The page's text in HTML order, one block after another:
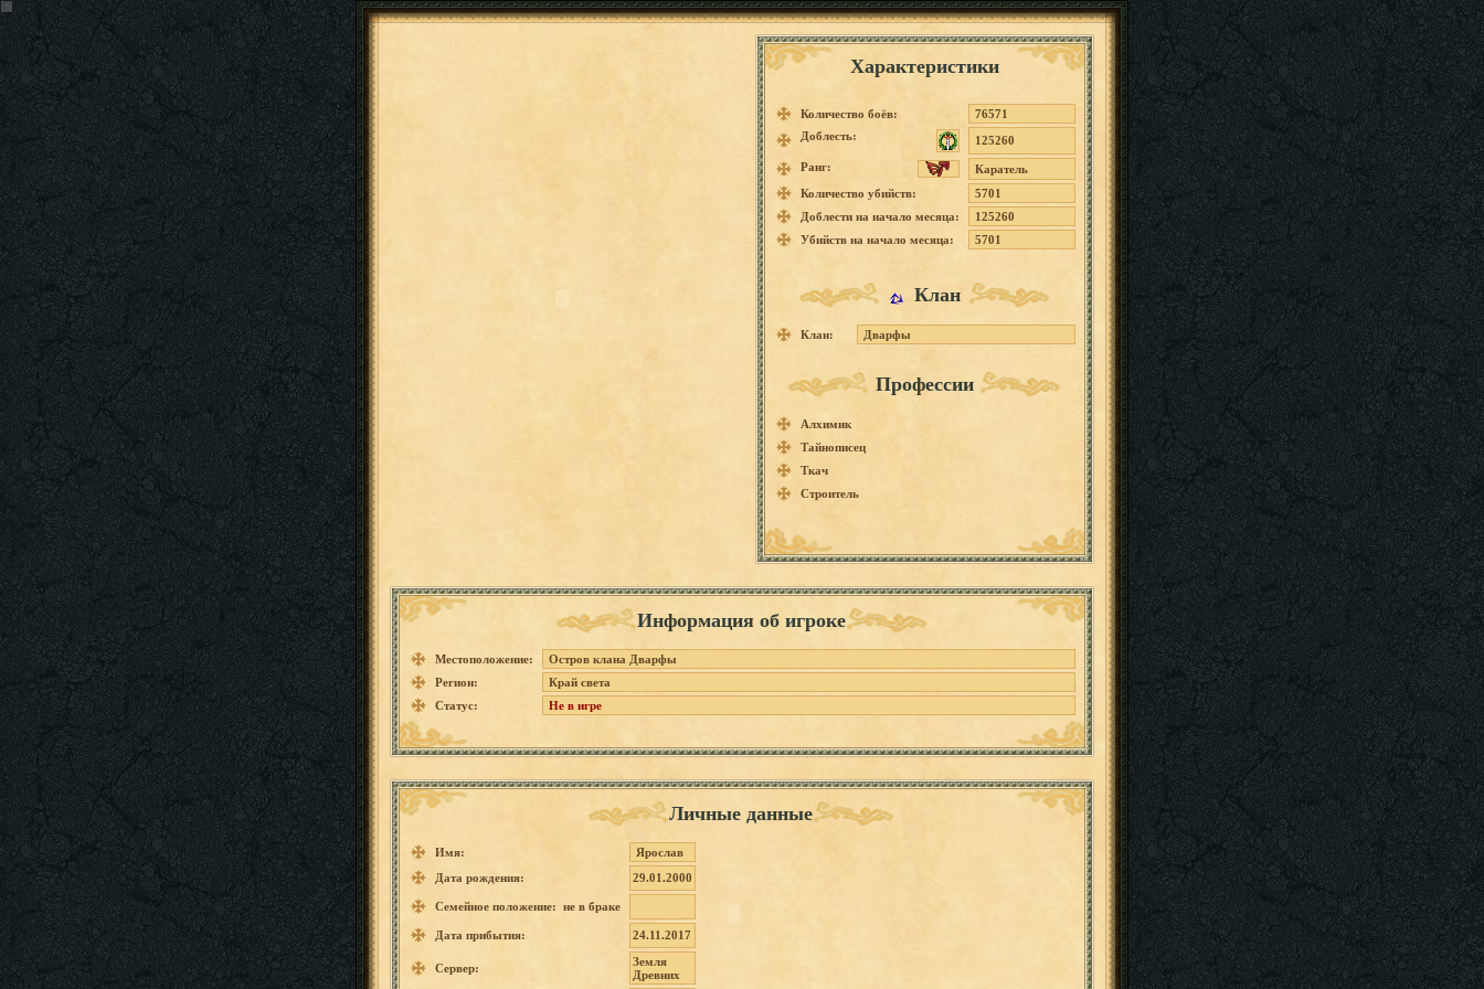
Характеристики
Количество боёв:
76571
Доблесть:
125260
Ранг:
Каратель
Количество убийств:
5701
Доблести на начало месяца:
125260
Убийств на начало месяца:
5701
Клан
Клан: Дварфы
Профессии
Алхимик
Тайнописец
Ткач
Строитель
Информация об игроке
Местоположение:
Остров клана Дварфы
Регион:
Край света
Статус:
Не в игре
Личные данные
Имя:
Ярослав
Дата рождения:
29.01.2000
Семейное положение: не в браке
Дата прибытия: 24.11.2017
Сервер:
Земля
Древних